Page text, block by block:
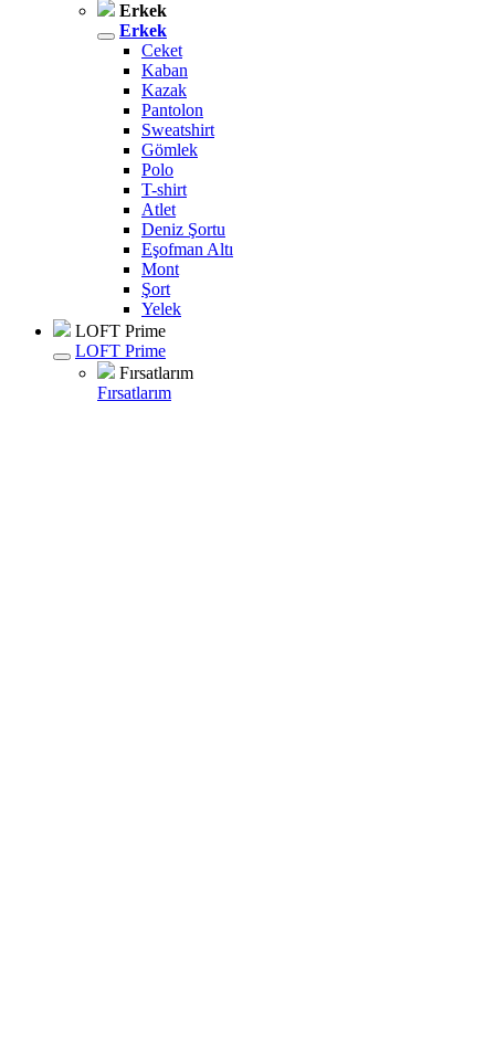
Erkek
Erkek
Ceket
Kaban
Kazak
Pantolon
Sweatshirt
Gömlek
Polo
T-shirt
Atlet
Deniz Şortu
Eşofman Altı
Mont
Şort
Yelek
LOFT Prime
LOFT Prime
Fırsatlarım
Fırsatlarım